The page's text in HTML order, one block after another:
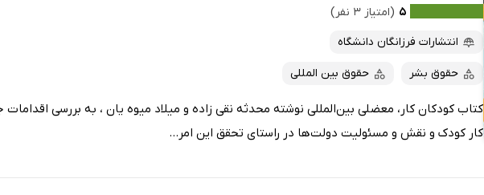
پربحث‌ها
ارزان ترین‌ها
۵ (امتیاز ۳ نفر)
انتشارات فرزانگان دانشگاه
حقوق بشر حقوق بین المللی
کتاب کودکان کار، معضلی بین‌المللی نوشته محدثه نقی زاده و میلاد میوه یان ، به بررسی
کار کودک و نقش و مسئولیت دولت‌ها در راستای تحقق این امر...